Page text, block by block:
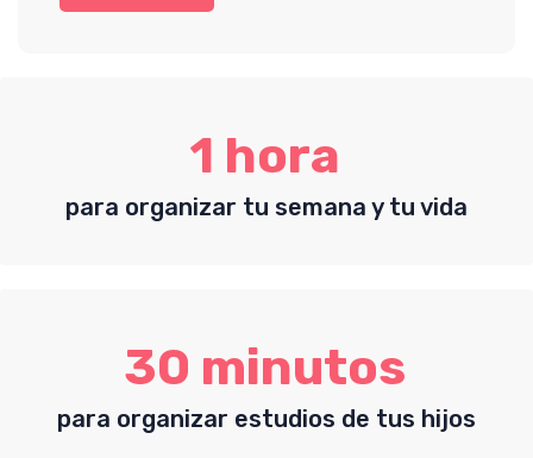
1 hora
para organizar tu semana y tu vida
30 minutos
para organizar estudios de tus hijos